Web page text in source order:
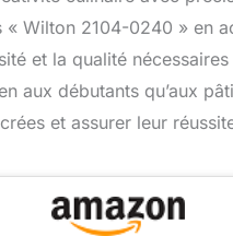
« Wilton 2104-0240 » en
et la qualité
aux débutants qu’aux
et assurer leur